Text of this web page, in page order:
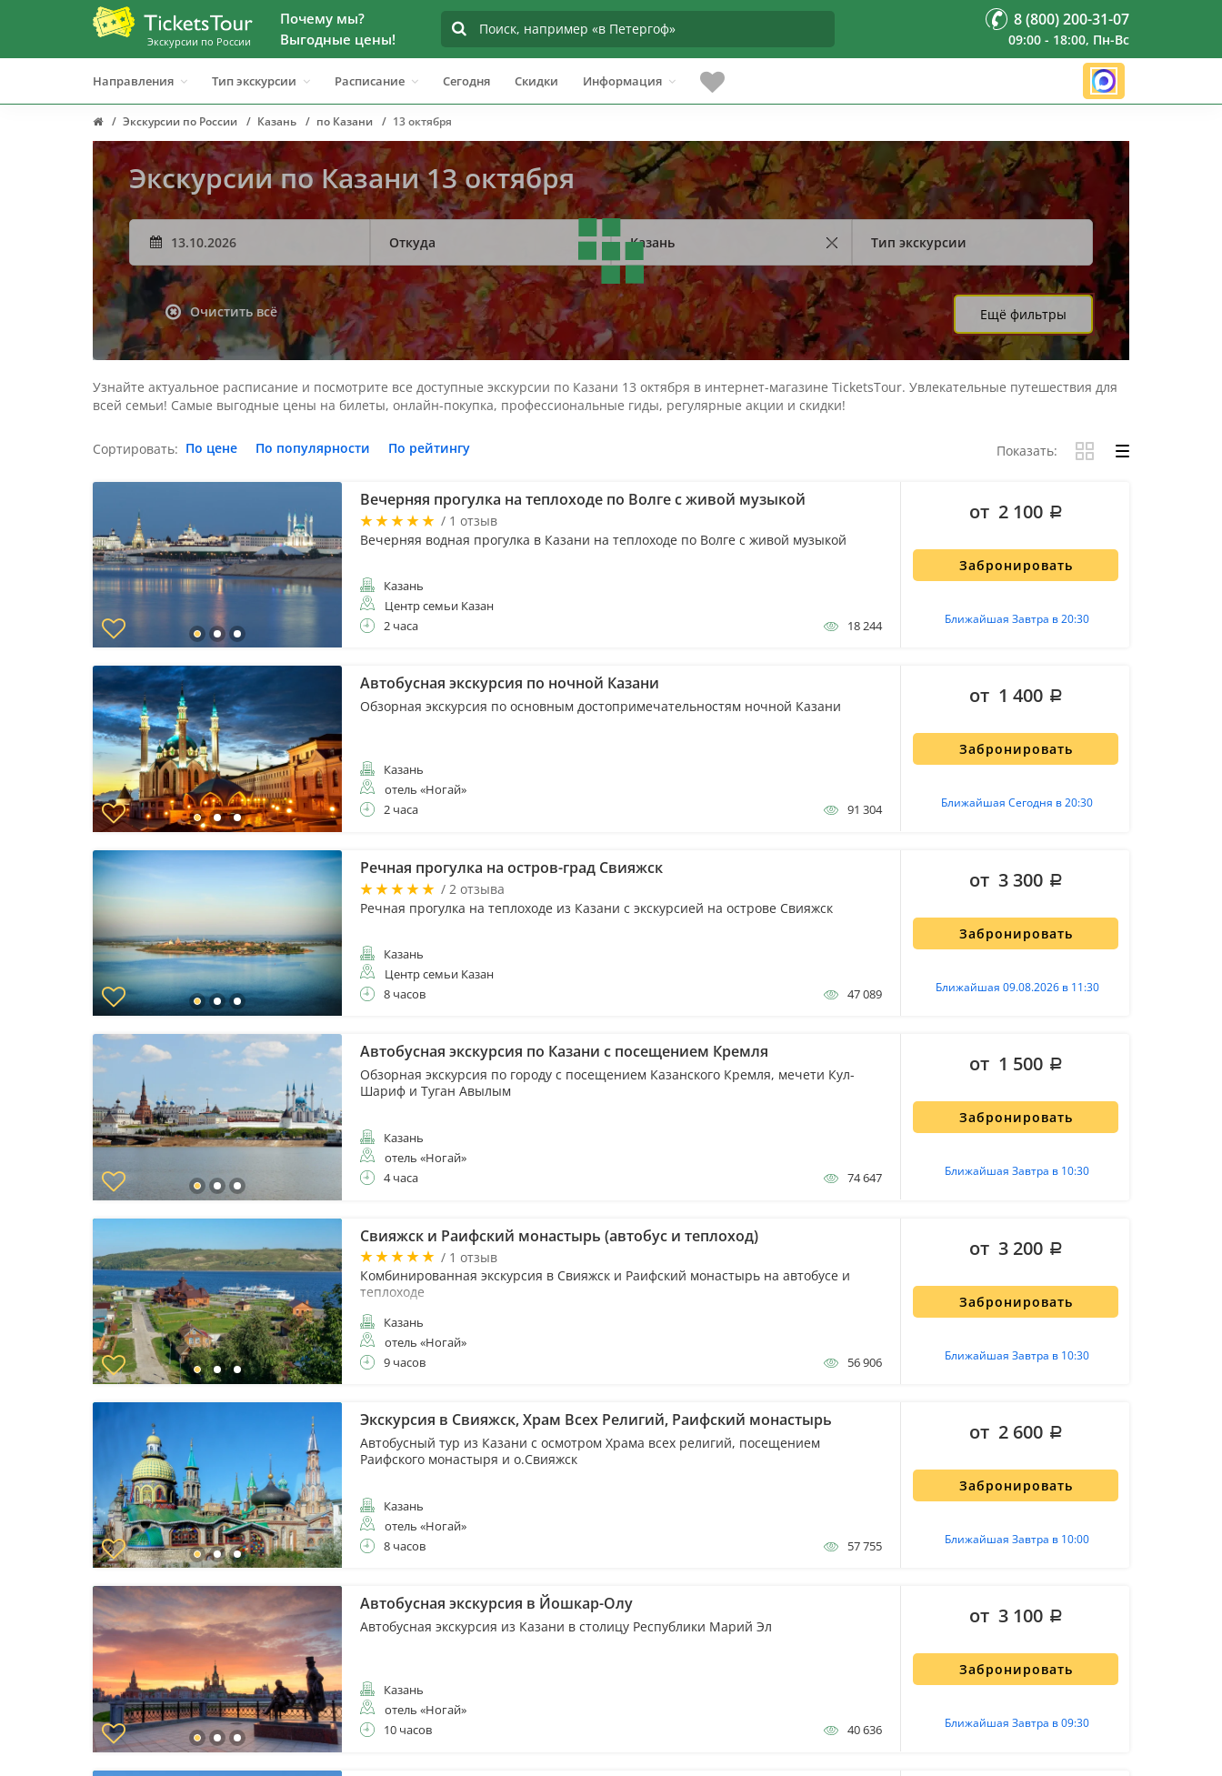
Экскурсии по России
Почему мы?
Выгодные цены!
8 (800) 200-31-07
09:00 - 18:00, Пн-Вс
Направления Тип экскурсии Расписание Сегодня Скидки Информация
Экскурсии по России Казань по Казани 13 октября
Экскурсии по Казани 13 октября
Откуда Казань Тип экскурсии
Очистить всё Ещё фильтры
Узнайте актуальное расписание и посмотрите все доступные экскурсии по Казани 13 октября в интернет-магазине TicketsTour. Увлекательные путешествия для
всей семьи! Самые выгодные цены на билеты, онлайн-покупка, профессиональные гиды, регулярные акции и скидки!
Сортировать: По цене По популярности По рейтингу Показать:
Вечерняя прогулка на теплоходе по Волге с живой музыкой
/ 1 отзыв
Вечерняя водная прогулка в Казани на теплоходе по Волге с живой музыкой
Казань
Центр семьи Казан
2 часа
18 244
Забронировать
Ближайшая Завтра в 20:30
от 2 100
Автобусная экскурсия по ночной Казани
Обзорная экскурсия по основным достопримечательностям ночной Казани
Казань
отель «Ногай»
2 часа
91 304
Забронировать
Ближайшая Сегодня в 20:30
от 1 400
Речная прогулка на остров-град Свияжск
/ 2 отзыва
Речная прогулка на теплоходе из Казани с экскурсией на острове Свияжск
Казань
Центр семьи Казан
8 часов
47 089
Забронировать
Ближайшая 09.08.2026 в 11:30
от 3 300
Автобусная экскурсия по Казани с посещением Кремля
Обзорная экскурсия по городу с посещением Казанского Кремля, мечети Кул-
Шариф и Туган Авылым
Казань
отель «Ногай»
4 часа
74 647
Забронировать
Ближайшая Завтра в 10:30
от 1 500
Свияжск и Раифский монастырь (автобус и теплоход)
/ 1 отзыв
Комбинированная экскурсия в Свияжск и Раифский монастырь на автобусе и
теплоходе
Казань
отель «Ногай»
9 часов
56 906
Забронировать
Ближайшая Завтра в 10:30
от 3 200
Экскурсия в Свияжск, Храм Всех Религий, Раифский монастырь
Автобусный тур из Казани с осмотром Храма всех религий, посещением
Раифского монастыря и о.Свияжск
Казань
отель «Ногай»
8 часов
57 755
Забронировать
Ближайшая Завтра в 10:00
от 2 600
Автобусная экскурсия в Йошкар-Олу
Автобусная экскурсия из Казани в столицу Республики Марий Эл
Казань
отель «Ногай»
10 часов
40 636
Забронировать
Ближайшая Завтра в 09:30
от 3 100